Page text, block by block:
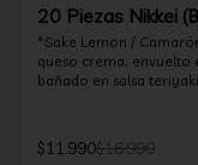
20 Piezas Nikkei
*Sake Lemon /
queso crema, envuelto
bañado en salsa
*Shrimp Fire Rolls /
furay, envuelto en
$11.990$16.990